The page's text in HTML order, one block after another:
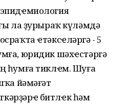
ла ҙурыраҡ күләмдә
ҽтәксҽләргә - 5
юридик шәхҽстәргә
һумға тиклҽм. Шуға
йәмәғәт
битлҽк һәм